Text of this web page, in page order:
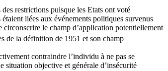
restrictions puisque les Etats ont voté
liées aux événements politiques survenus
le champ d’application potentiellement
de la définition de 1951 et son champ
contraindre l’individu à ne pas se
situation objective et générale d’insécurité